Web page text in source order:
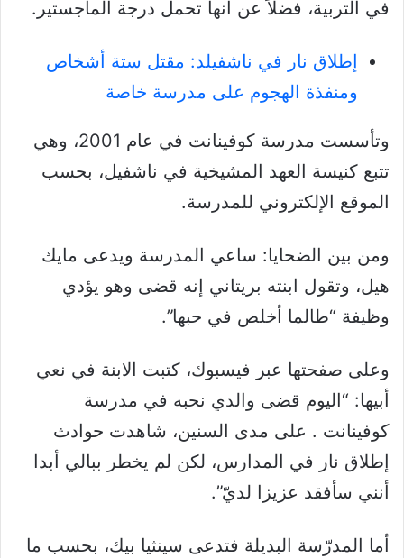
في التربية، فضلاً عن أنها تحمل درجة الماجستير.
إطلاق نار في ناشفيلد: مقتل ستة أشخاص
ومنفذة الهجوم على مدرسة خاصة
وتأسست مدرسة كوفينانت في عام 2001، وهي
تتبع كنيسة العهد المشيخية في ناشفيل، بحسب
الموقع الإلكتروني للمدرسة.
ومن بين الضحايا: ساعي المدرسة ويدعى مايك
هيل، وتقول ابنته بريتاني إنه قضى وهو يؤدي
وظيفة “طالما أخلص في حبها”.
وعلى صفحتها عبر فيسبوك، كتبت الابنة في نعي
أبيها: “اليوم قضى والدي نحبه في مدرسة
كوفينانت . على مدى السنين، شاهدت حوادث
إطلاق نار في المدارس، لكن لم يخطر ببالي أبدا
أنني سأفقد عزيزا لديّ”.
أما المدرّسة البديلة فتدعى سينثيا بيك، بحسب ما